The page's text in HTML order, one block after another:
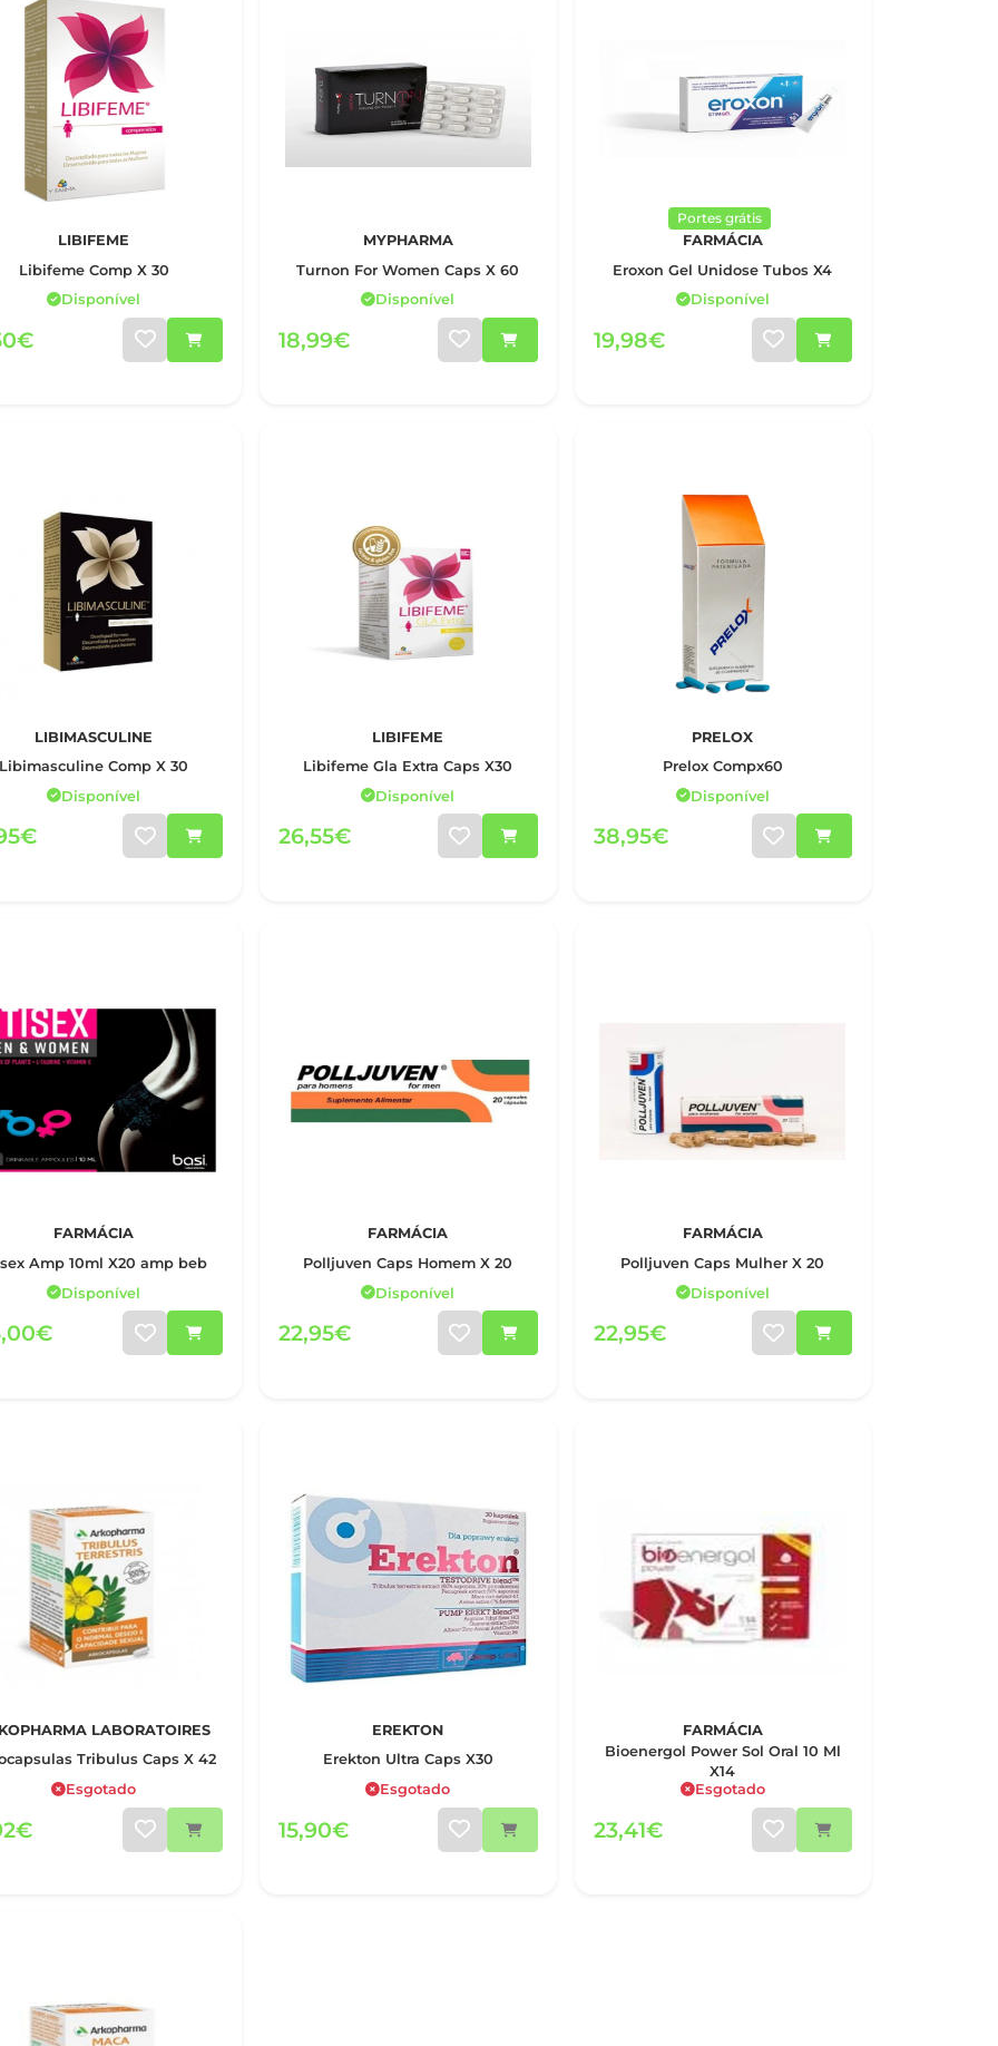
LIBIFEME
Libifeme Comp X 30
Disponível
MYPHARMA
Turnon For Women Caps X 60
Disponível
18,99€
Portes grátis
FARMÁCIA
Eroxon Gel Unidose Tubos X4
Disponível
19,98€
LIBIMASCULINE
Libimasculine Comp X 30
Disponível
LIBIFEME
Libifeme Gla Extra Caps X30
Disponível
26,55€
PRELOX
Prelox Compx60
Disponível
38,95€
FARMÁCIA
Amp 10ml X20 amp beb
Disponível
FARMÁCIA
Polljuven Caps Homem X 20
Disponível
22,95€
FARMÁCIA
Polljuven Caps Mulher X 20
Disponível
22,95€
LABORATOIRES
Tribulus Caps X 42
Esgotado
EREKTON
Erekton Ultra Caps X30
Esgotado
15,90€
FARMÁCIA
Bioenergol Power Sol Oral 10 Ml
X14
Esgotado
23,41€